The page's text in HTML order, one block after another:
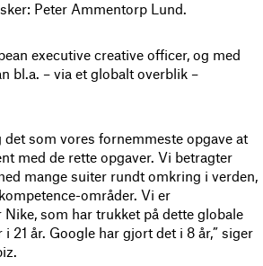
Peter Ammentorp Lund.
executive creative officer, og med
bl.a. – via et globalt overblik –
det som vores fornemmeste opgave at
med de rette opgaver. Vi betragter
mange suiter rundt omkring i verden,
områder. Vi er
som har trukket på dette globale
21 år. Google har gjort det i 8 år,” siger